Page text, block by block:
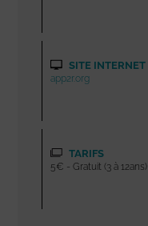
SITE INTERNET
app2r.org
TARIFS
5€ - Gratuit (3 à 12ans)